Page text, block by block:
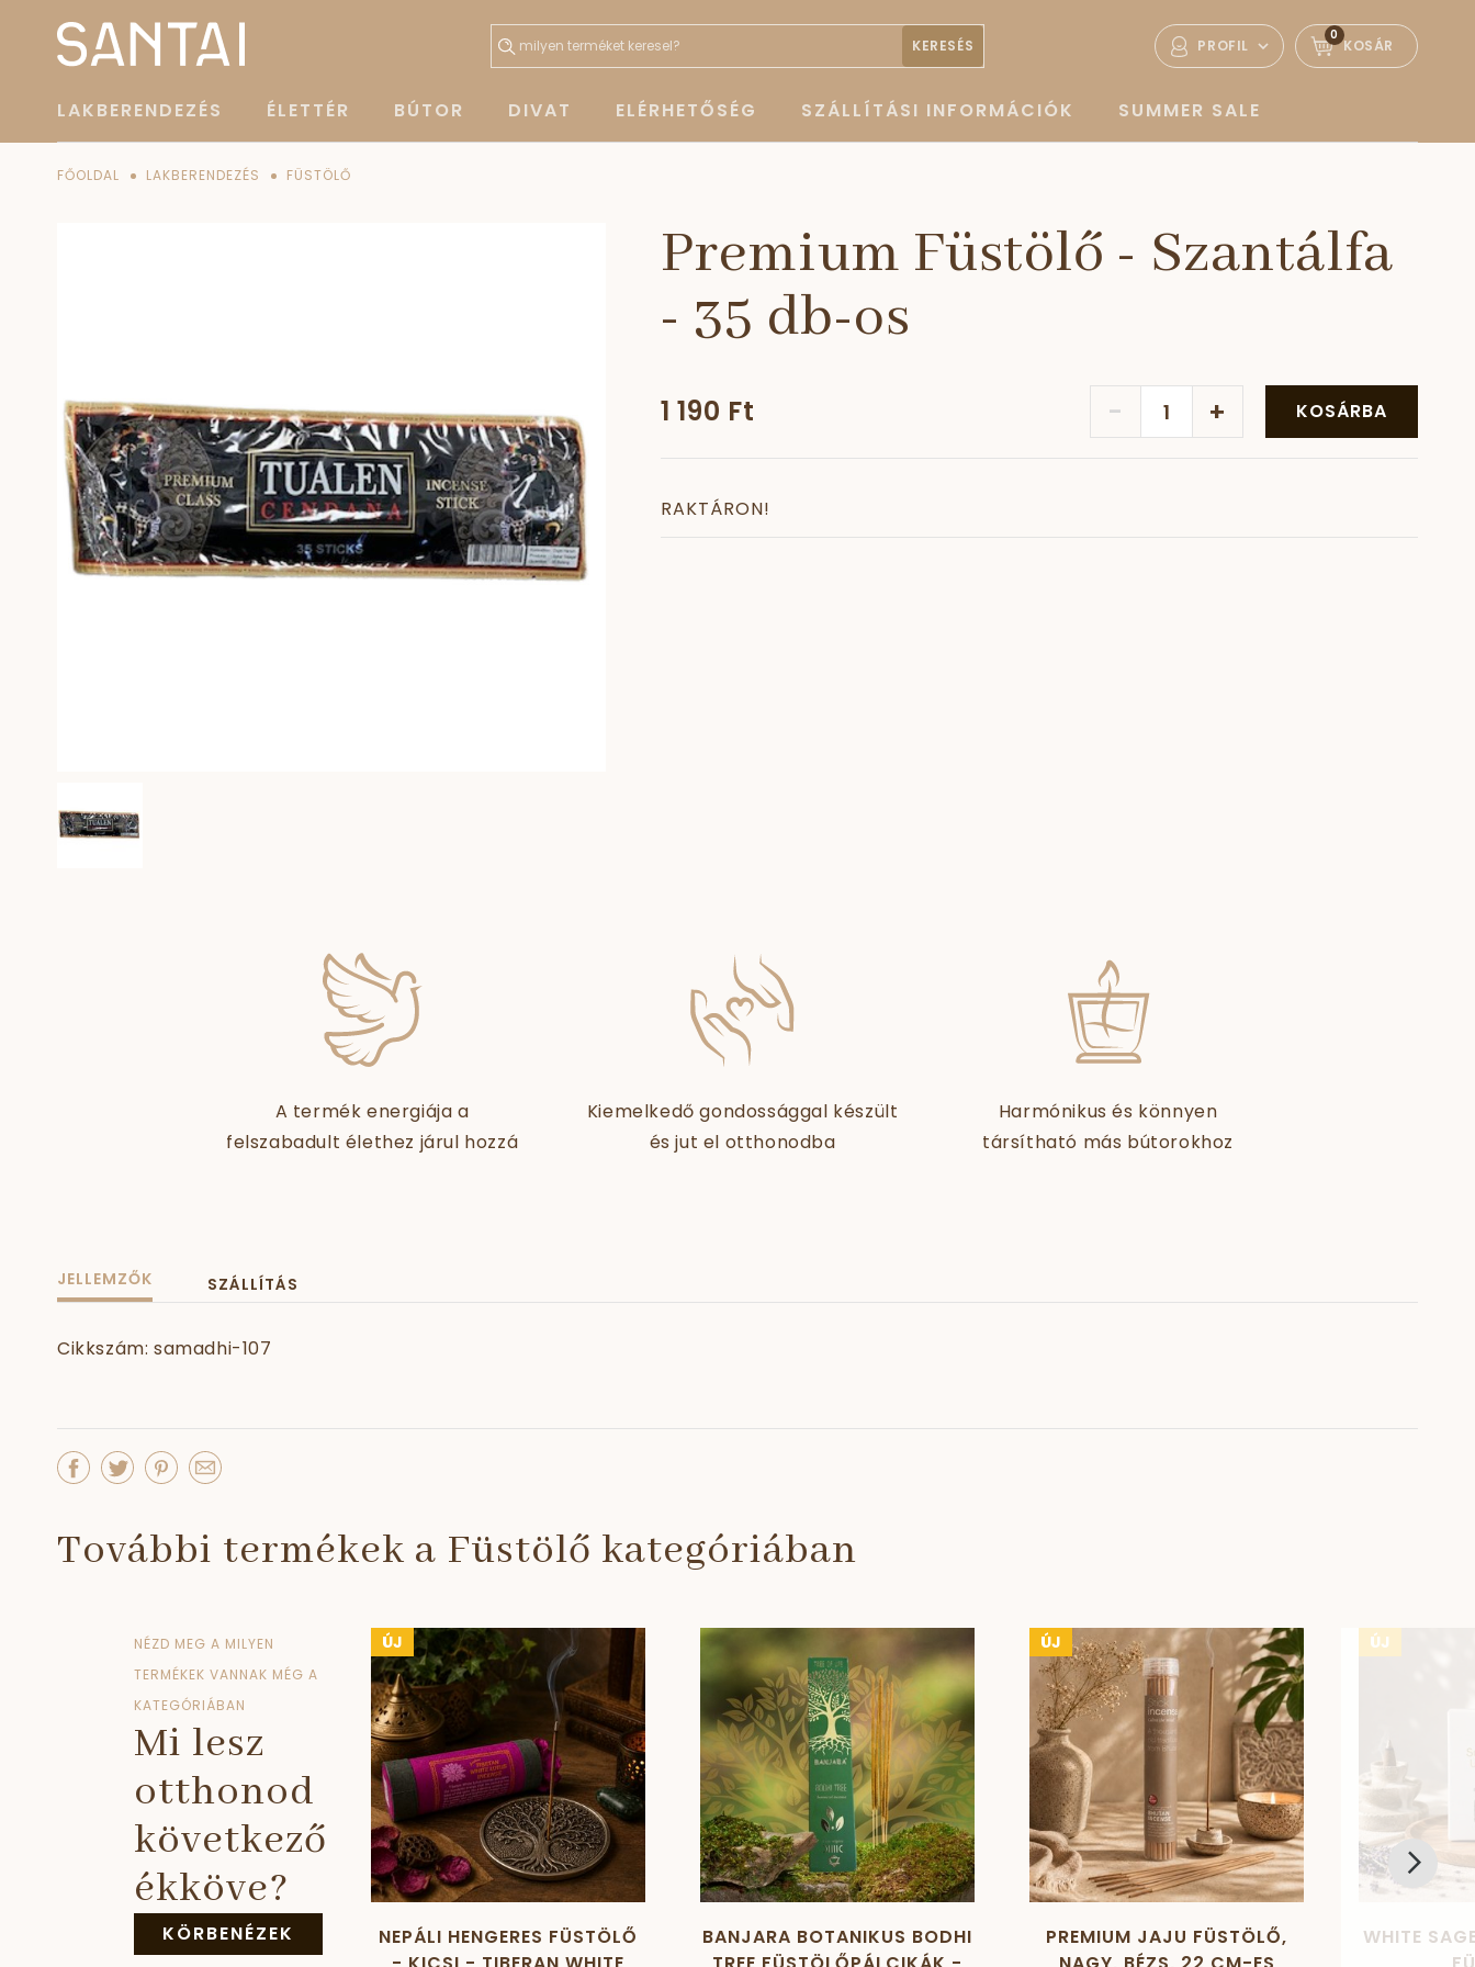
PROFIL KOSÁR
0
KERESÉS
LAKBERENDEZÉS ÉLETTÉR BÚTOR DIVAT ELÉRHETŐSÉG SZÁLLÍTÁSI INFORMÁCIÓK SUMMER SALE
FŐOLDAL LAKBERENDEZÉS FÜSTÖLŐ
Premium Füstölő - Szantálfa
- 35 db-os
1 190 Ft - + KOSÁRBA
RAKTÁRON!
A termék energiája a
felszabadult élethez járul hozzá
Kiemelkedő gondossággal készült
és jut el otthonodba
Harmónikus és könnyen
társítható más bútorokhoz
JELLEMZŐK SZÁLLÍTÁS
Cikkszám: samadhi-107
További termékek a Füstölő kategóriában
NÉZD MEG A MILYEN
TERMÉKEK VANNAK MÉG A
KATEGÓRIÁBAN
Mi lesz
otthonod
következő
ékköve?
KÖRBENÉZEK
ÚJ
NEPÁLI HENGERES FÜSTÖLŐ
BANJARA BOTANIKUS BODHI
ÚJ
PREMIUM JAJU FÜSTÖLŐ,
ÚJ
WHITE